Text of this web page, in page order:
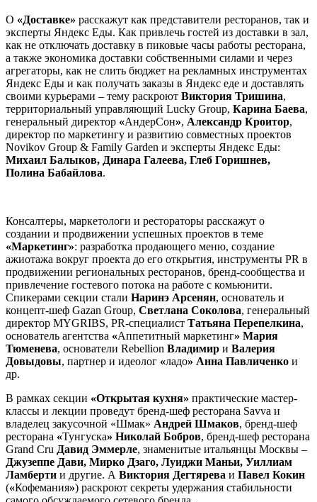
О «Доставке» расскажут как представители ресторанов, так и
эксперты Яндекс Еды. Как привлечь гостей из доставки в зал,
как не отключать доставку в пиковые часы работы ресторана,
а также экономика доставки собственными силами и через
агрегаторы, как не слить бюджет на рекламных инструментах
Яндекс Еды и как получать заказы в Яндекс еде и доставлять
своими курьерами – тему раскроют Виктория Тришина,
территориальный управляющий Lucky Group, Карина Баева,
генеральный директор «АндерСон», Александр Кроитор,
директор по маркетингу и развитию совместных проектов
Novikov Group & Family Garden и эксперты Яндекс Еды:
Михаил Балыков, Динара Галеева, Глеб Горишнев,
Полина Бабайлова.
Консалтеры, маркетологи и рестораторы расскажут о
создании и продвижении успешных проектов в теме
«Маркетинг»: разработка продающего меню, создание
ажиотажа вокруг проекта до его открытия, инструменты PR в
продвижении региональных ресторанов, бренд-сообщества и
привлечение гостевого потока на работе с комьюнити.
Спикерами секции стали Наринэ Арсенян, основатель и
концепт-шеф Gazan Group, Светлана Соколова, генеральный
директор MYGRIBS, PR-специалист Татьяна Перепелкина,
основатель агентства «Аппетитный маркетинг» Мария
Тюменева, основатели Rebellion Владимир и Валерия
Довыдовы, партнер и идеолог «ладо» Анна Павличенко и
др.
В рамках секции «Открытая кухня» практические мастер-
классы и лекции проведут бренд-шеф ресторана Savva и
владелец закусочной «Шмак» Андрей Шмаков, бренд-шеф
ресторана «Тунгуска» Николай Бобров, бренд-шеф ресторана
Grand Cru Давид Эммерле, знаменитые итальянцы Москвы –
Джузеппе Дави, Мирко Дзаго, Луиджи Маньи, Уиллиам
Ламберти и другие. А Виктория Дегтярева и Павел Кокин
(«Кофемания») раскроют секреты удержания стабильности